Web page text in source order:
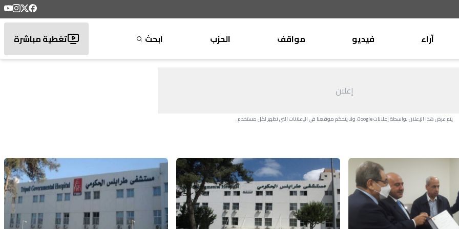
آراء
منبر
أجنبية
بريد
القرّاء
فيديو مواقف الحزب ابحث تغطية مباشرة
إعلان
يتم عرض هذا الإعلان بواسطة إعلانات Google، ولا يتحكم موقعنا في الإعلانات التي تظهر لكل مستخدم.